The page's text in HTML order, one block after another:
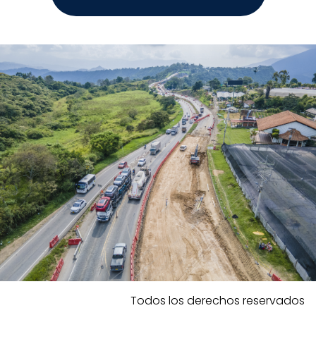
Todos los derechos reservados